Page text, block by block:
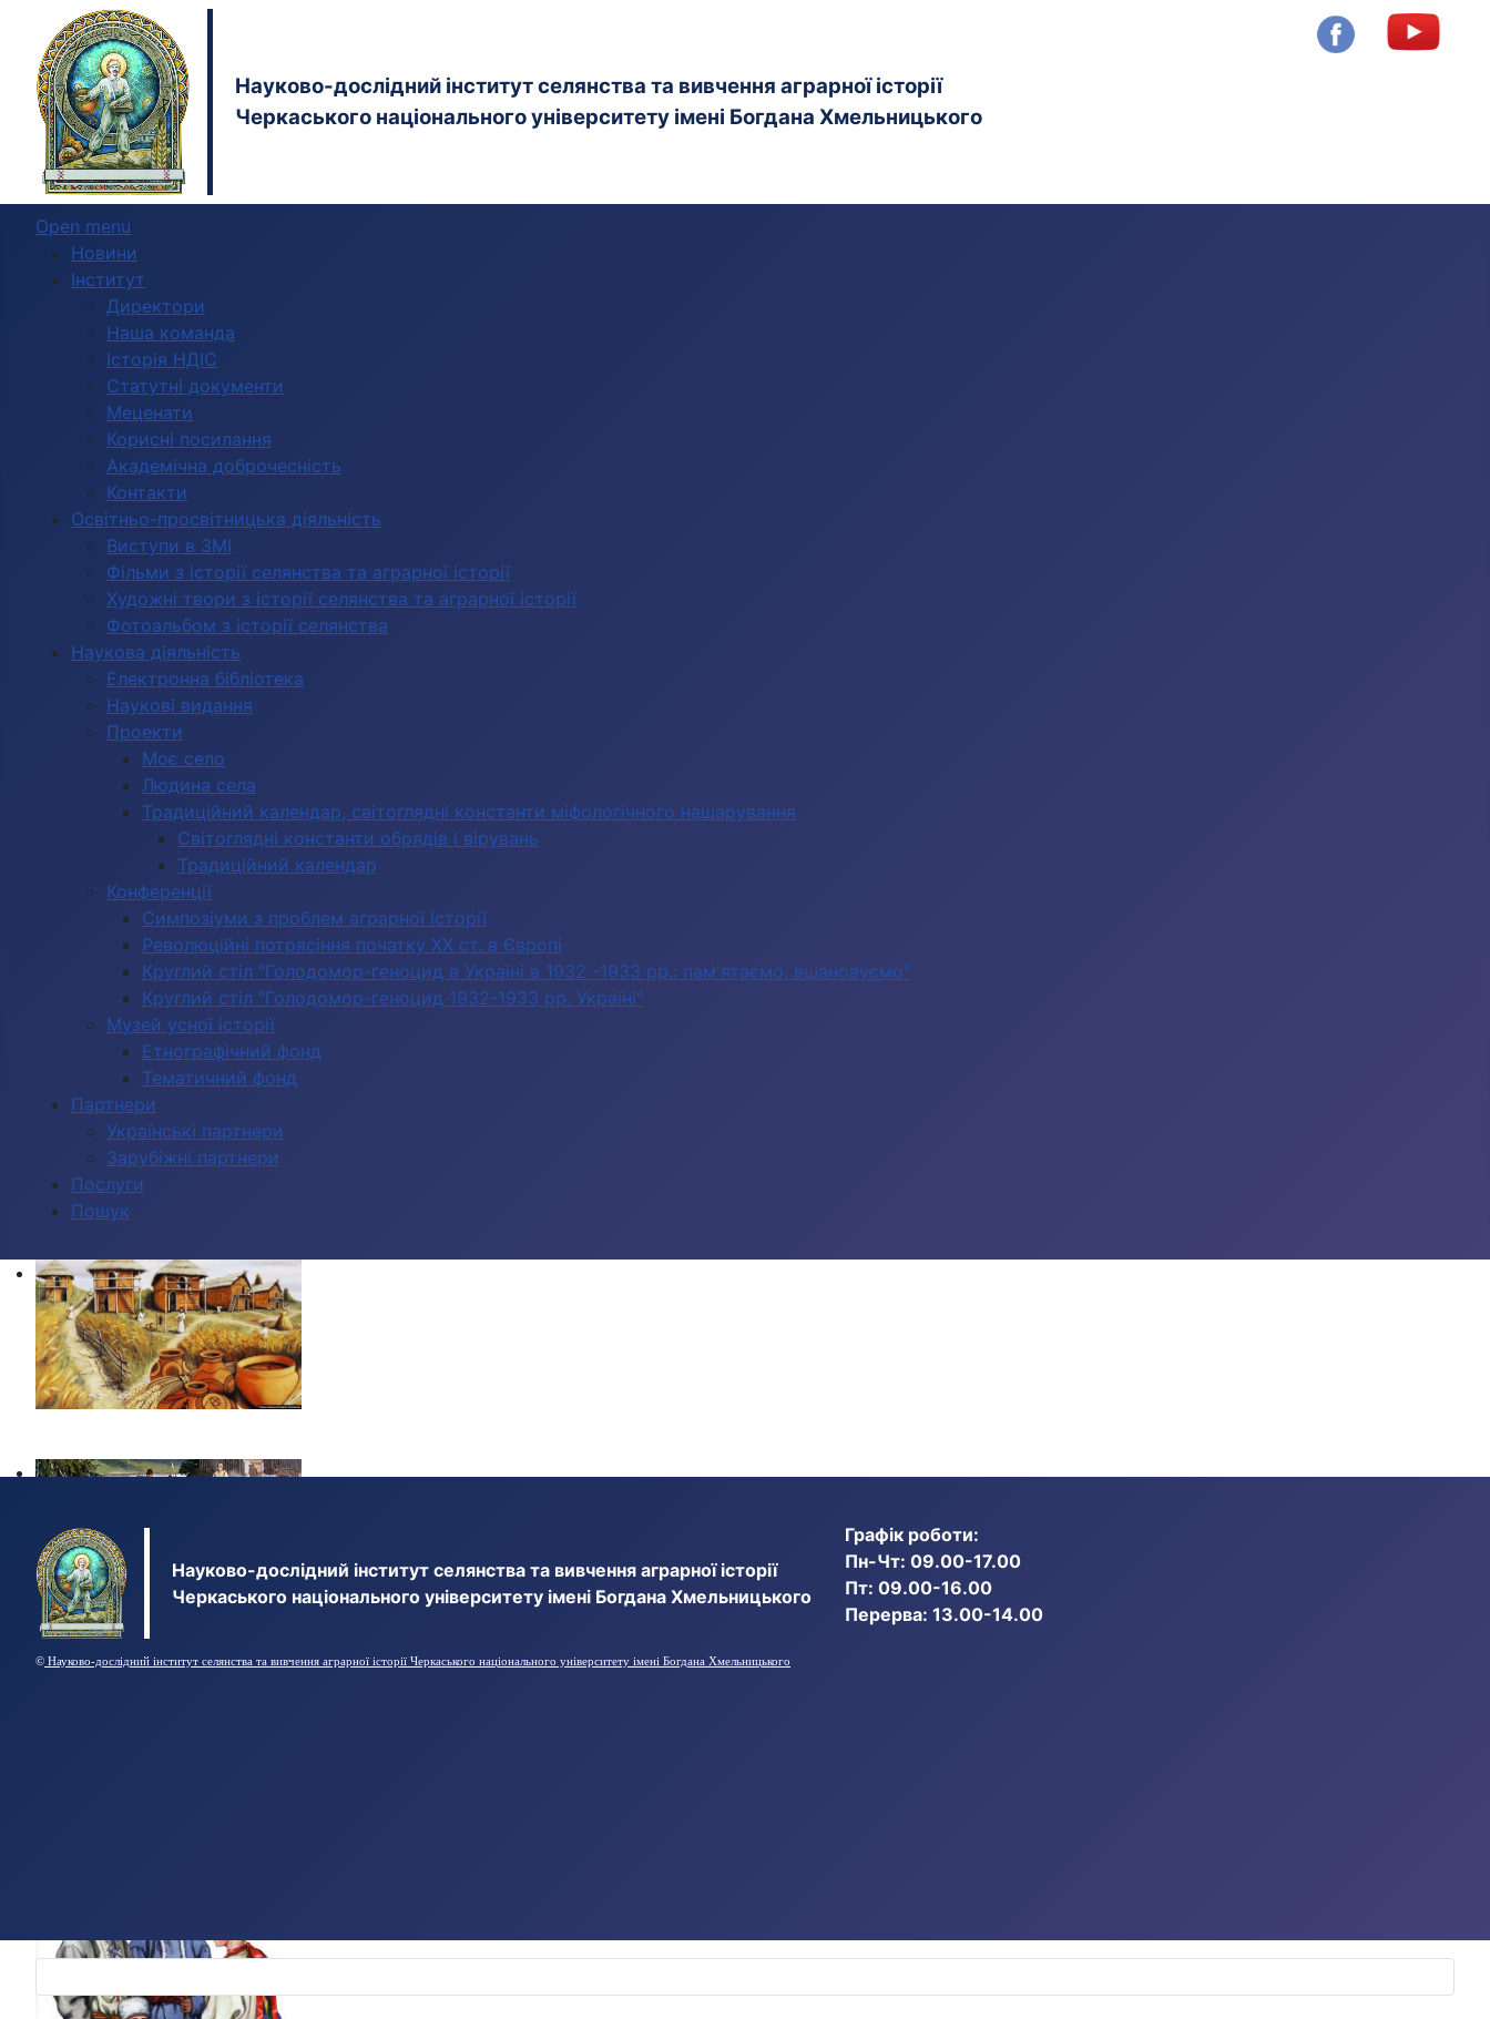
Науково-дослідний інститут селянства та вивчення аграрної історії
Черкаського національного університету імені Богдана Хмельницького
Open menu
Новини
Інститут
Директори
Наша команда
Історія НДІС
Статутні документи
Меценати
Корисні посилання
Академічна доброчесність
Контакти
Освітньо-просвітницька діяльність
Виступи в ЗМІ
Фільми з історії селянства та аграрної історії
Художні твори з історії селянства та аграрної історії
Фотоальбом з історії селянства
Наукова діяльність
Електронна бібліотека
Наукові видання
Проекти
Моє село
Людина села
Традиційний календар, світоглядні константи міфологічного нашарування
Світоглядні константи обрядів і вірувань
Традиційний календар
Конференції
Симпозіуми з проблем аграрної історії
Революційні потрясіння початку ХХ ст. в Європі
Круглий стіл "Голодомор-геноцид в Україні в 1932 -1933 рр.: пам'ятаємо, вшановуємо"
Круглий стіл "Голодомор-геноцид 1932-1933 рр. Україні"
Музей усної історії
Етнографічний фонд
Тематичний фонд
Партнери
Українські партнери
Зарубіжні партнери
Послуги
Пошук
Науково-дослідний інститут селянства та вивчення аграрної історії
Черкаського національного університету імені Богдана Хмельницького
Графік роботи:
Пн-Чт: 09.00-17.00
Пт: 09.00-16.00
Перерва: 13.00-14.00
© Науково-дослідний інститут селянства та вивчення аграрної історії Черкаського національного університету імені Богдана Хмельницького